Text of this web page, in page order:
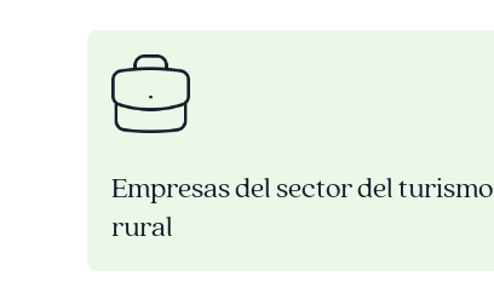
Empresas del sector del turismo
rural